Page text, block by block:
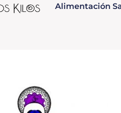
Alimentación